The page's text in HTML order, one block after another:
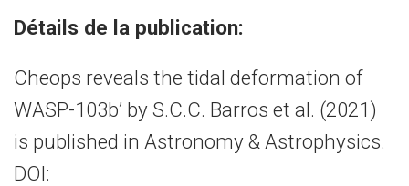
Détails de la publication:
Cheops reveals the tidal deformation of
WASP-103b’ by S.C.C. Barros et al. (2021)
is published in Astronomy & Astrophysics.
DOI: